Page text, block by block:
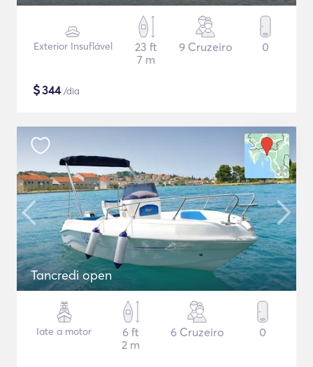
Exterior Insuflável
23 ft
7 m
9 Cruzeiro 0
$344/dia
Tancredi open
Iate a motor
6 ft
2 m
6 Cruzeiro 0